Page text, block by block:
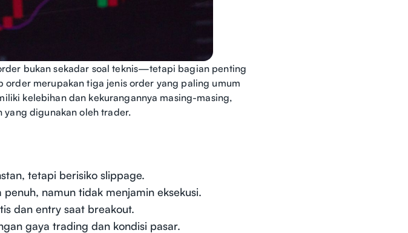
bukan sekadar soal teknis—tetapi bagian penting
merupakan tiga jenis order yang paling umum
kelebihan dan kekurangannya masing-masing,
digunakan oleh trader.
tetapi berisiko slippage.
namun tidak menjamin eksekusi.
dan entry saat breakout.
gaya trading dan kondisi pasar.